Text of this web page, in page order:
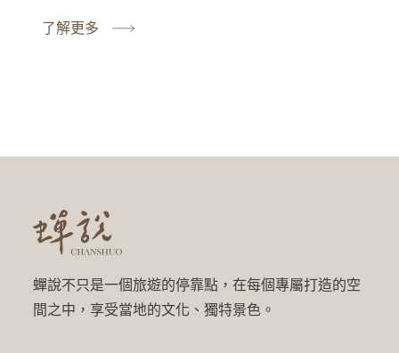
了解更多
蟬說不只是一個旅遊的停靠點，在每個專屬打造的空
間之中，享受當地的文化、獨特景色。